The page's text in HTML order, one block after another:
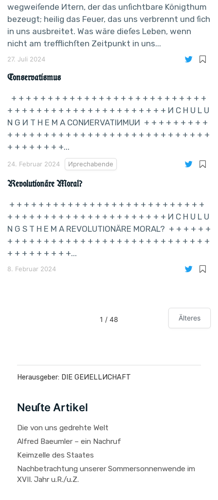
wegweiſende Иtern, der das unſichtbare Königthum
bezeugt; heilig das Feuer, das uns verbrennt und ſich
in uns ausbreitet. Was wäre dieſes Leben, wenn
nicht am trefflichſten Zeitpunkt in uns...
27. Juli 2024
Conservatismus
+ + + + + + + + + + + + + + + + + + + + + + + + + + +
+ + + + + + + + + + + + + + + + + + + + + + И C H U L U
N G И T H E M A CONИERVATIИMUИ + + + + + + + + +
+ + + + + + + + + + + + + + + + + + + + + + + + + + + +
+ + + + + + + +...
24. Februar 2024 Иprechabende
Revolutionäre Moral?
+ + + + + + + + + + + + + + + + + + + + + + + + + + +
+ + + + + + + + + + + + + + + + + + + + + + И C H U L U
N G S T H E M A REVOLUTIONÄRE MORAL? + + + + + +
+ + + + + + + + + + + + + + + + + + + + + + + + + + + +
+ + + + + + + + +...
8. Februar 2024
1 / 48 Älteres
Herausgeber: DIE GEИELLИCHAFT
Neuſte Artikel
Die von uns gedrehte Welt
Alfred Baeumler – ein Nachruf
Keimzelle des Staates
Nachbetrachtung unserer Sommersonnenwende im
XVII. Jahr u.R./u.Z.